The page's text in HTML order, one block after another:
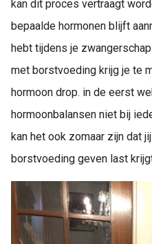
kan dit proces vertraagt
bepaalde hormonen blijft
hebt tijdens je
met borstvoeding krijg je te
hormoon drop. in de eerst
hormoonbalansen niet bij
kan het ook zomaar zijn dat
borstvoeding geven last